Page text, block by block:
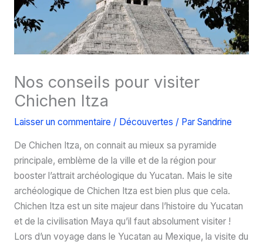
Nos conseils pour visiter
Chichen Itza
Laisser un commentaire / Découvertes / Par Sandrine
De Chichen Itza, on connait au mieux sa pyramide
principale, emblème de la ville et de la région pour
booster l’attrait archéologique du Yucatan. Mais le site
archéologique de Chichen Itza est bien plus que cela.
Chichen Itza est un site majeur dans l’histoire du Yucatan
et de la civilisation Maya qu’il faut absolument visiter !
Lors d’un voyage dans le Yucatan au Mexique, la visite du